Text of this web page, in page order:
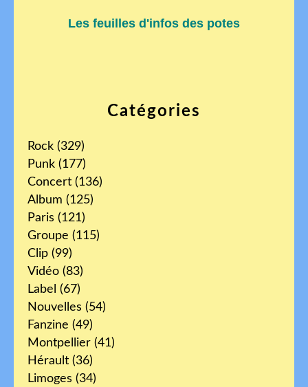
Catégories
Rock (329)
Punk (177)
Concert (136)
Album (125)
Paris (121)
Groupe (115)
Clip (99)
Vidéo (83)
Label (67)
Nouvelles (54)
Fanzine (49)
Montpellier (41)
Hérault (36)
Limoges (34)
Les feuilles d'infos des potes